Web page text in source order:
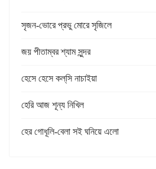
সৃজন-ভোরে প্রভু মোরে সৃজিলে
জয় পীতাম্বর শ্যাম সুন্দর
হেসে হেসে কল্‌সি নাচাইয়া
হেরি আজ শূন্য নিখিল
হের গোধূলি-বেলা সই ঘনিয়ে এলো